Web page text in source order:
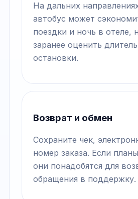
На дальних
автобус может
поездки и ночь в отеле,
заранее оценить
остановки.
Возврат и обмен
Сохраните чек,
номер заказа. Если
они понадобятся для
обращения в поддержку.